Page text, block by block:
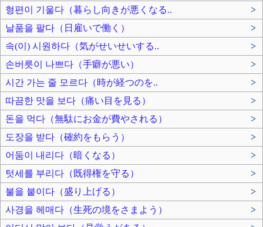
형편이 기울다（暮らし向きが悪くなる..
>
날품을 팔다（日雇いで働く）
>
속(이) 시원하다（気がせいせいする..
>
손버릇이 나쁘다（手癖が悪い）
>
시간 가는 줄 모르다（時が経つのを..
>
따끔한 맛을 보다（痛い目を見る）
>
돈을 먹다（無駄にお金が費やされる）
>
도장을 받다（確約をもらう）
>
어둠이 내리다（暗くなる）
>
텃세를 부리다（既得権を守る）
>
불을 붙이다（盛り上げる）
>
사경을 헤매다（生死の境をさまよう）
>